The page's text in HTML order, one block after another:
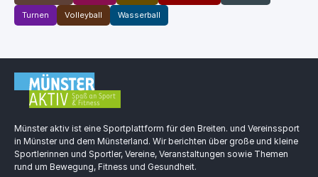
Turnen Volleyball Wasserball
Münster aktiv ist eine Sportplattform für den Breiten. und Vereinssport
in Münster und dem Münsterland. Wir berichten über große und kleine
Sportlerinnen und Sportler, Vereine, Veranstaltungen sowie Themen
rund um Bewegung, Fitness und Gesundheit.